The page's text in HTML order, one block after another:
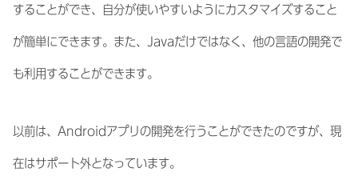
することができ、自分が使いやすいようにカスタマイズすること
が簡単にできます。また、Javaだけではなく、他の言語の開発で
も利用することができます。
以前は、Androidアプリの開発を行うことができたのですが、現
在はサポート外となっています。